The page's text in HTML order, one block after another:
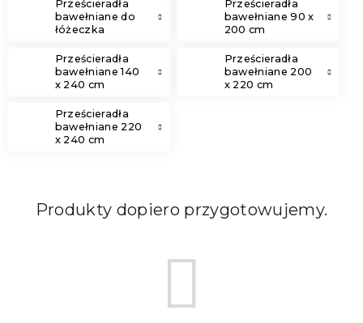
Prześcieradła
bawełniane do
łóżeczka
Prześcieradła
bawełniane 90 x
200 cm
Prześcieradła
bawełniane 140
x 240 cm
Prześcieradła
bawełniane 200
x 220 cm
Prześcieradła
bawełniane 220
x 240 cm
Produkty dopiero przygotowujemy.